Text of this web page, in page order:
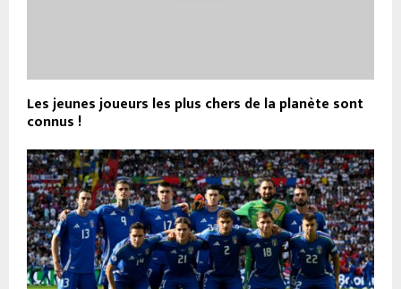
Les jeunes joueurs les plus chers de la planète sont
connus !